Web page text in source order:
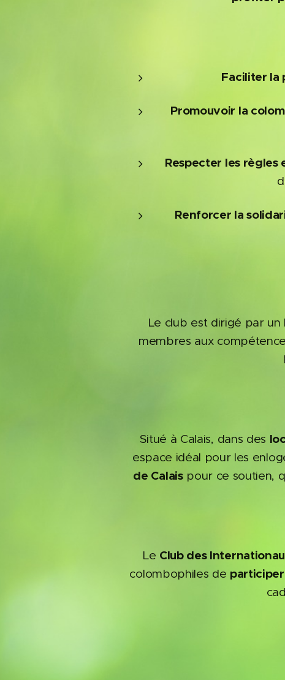
Faciliter la
Promouvoir la
Respecter les
Renforcer la
Le club est dirigé par un
membres aux
Situé à Calais, dans des
espace idéal pour les
de Calaispour ce soutien,
Le Club des
colombophiles de